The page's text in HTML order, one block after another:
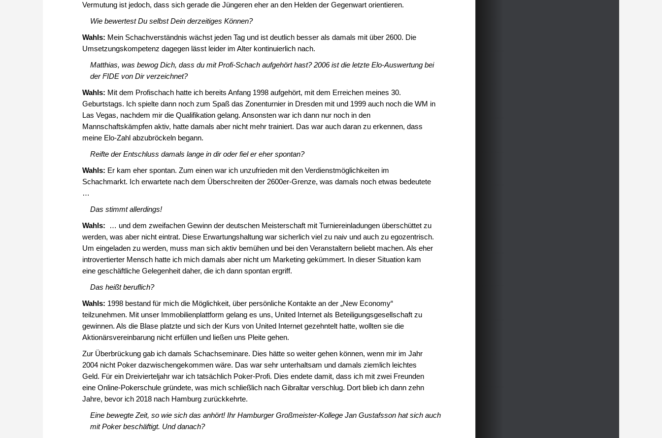
Vermutung ist jedoch, dass sich gerade die Jüngeren eher an den Helden der Gegenwart orientieren.
Wie bewertest Du selbst Dein derzeitiges Können?
Wahls: Mein Schachverständnis wächst jeden Tag und ist deutlich besser als damals mit über 2600. Die
Umsetzungskompetenz dagegen lässt leider im Alter kontinuierlich nach.
Matthias, was bewog Dich, dass du mit Profi-Schach aufgehört hast? 2006 ist die letzte Elo-Auswertung bei
der FIDE von Dir verzeichnet?
Wahls: Mit dem Profischach hatte ich bereits Anfang 1998 aufgehört, mit dem Erreichen meines 30.
Geburtstags. Ich spielte dann noch zum Spaß das Zonenturnier in Dresden mit und 1999 auch noch die WM in
Las Vegas, nachdem mir die Qualifikation gelang. Ansonsten war ich dann nur noch in den
Mannschaftskämpfen aktiv, hatte damals aber nicht mehr trainiert. Das war auch daran zu erkennen, dass
meine Elo-Zahl abzubröckeln begann.
Reifte der Entschluss damals lange in dir oder fiel er eher spontan?
Wahls: Er kam eher spontan. Zum einen war ich unzufrieden mit den Verdienstmöglichkeiten im
Schachmarkt. Ich erwartete nach dem Überschreiten der 2600er-Grenze, was damals noch etwas bedeutete
…
Das stimmt allerdings!
Wahls:
… und dem zweifachen Gewinn der deutschen Meisterschaft mit Turniereinladungen überschüttet zu
werden, was aber nicht eintrat. Diese Erwartungshaltung war sicherlich viel zu naiv und auch zu egozentrisch.
Um eingeladen zu werden, muss man sich aktiv bemühen und bei den Veranstaltern beliebt machen. Als eher
introvertierter Mensch hatte ich mich damals aber nicht um Marketing gekümmert. In dieser Situation kam
eine geschäftliche Gelegenheit daher, die ich dann spontan ergriff.
Das heißt beruflich?
Wahls: 1998 bestand für mich die Möglichkeit, über persönliche Kontakte an der „New Economy“
teilzunehmen. Mit unser Immobilienplattform gelang es uns, United Internet als Beteiligungsgesellschaft zu
gewinnen. Als die Blase platzte und sich der Kurs von United Internet gezehntelt hatte, wollten sie die
Aktionärsvereinbarung nicht erfüllen und ließen uns Pleite gehen.
Zur Überbrückung gab ich damals Schachseminare. Dies hätte so weiter gehen können, wenn mir im Jahr
2004 nicht Poker dazwischengekommen wäre. Das war sehr unterhaltsam und damals ziemlich leichtes
Geld. Für ein Dreivierteljahr war ich tatsächlich Poker-Profi. Dies endete damit, dass ich mit zwei Freunden
eine Online-Pokerschule gründete, was mich schließlich nach Gibraltar verschlug. Dort blieb ich dann zehn
Jahre, bevor ich 2018 nach Hamburg zurückkehrte.
Eine bewegte Zeit, so wie sich das anhört! Ihr Hamburger Großmeister-Kollege Jan Gustafsson hat sich auch
mit Poker beschäftigt. Und danach?